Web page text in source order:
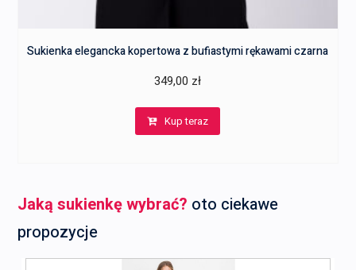
Sukienka elegancka kopertowa z bufiastymi rękawami czarna
349,00 zł
Kup teraz
Jaką sukienkę wybrać? oto ciekawe
propozycje